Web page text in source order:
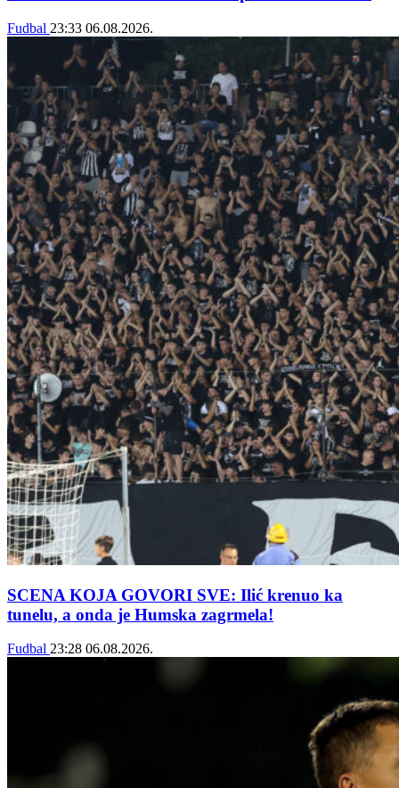
Fudbal 23:33 06.08.2026.
SCENA KOJA GOVORI SVE: Ilić krenuo ka
tunelu, a onda je Humska zagrmela!
Fudbal 23:28 06.08.2026.